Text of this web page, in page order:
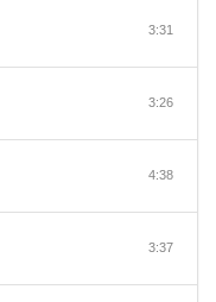
3:31
3:26
4:38
3:37